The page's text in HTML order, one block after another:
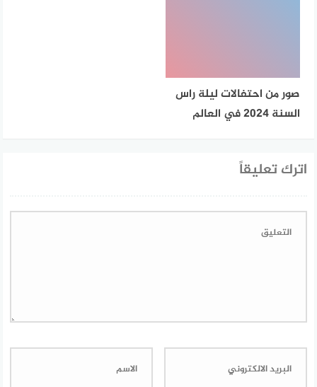
صور من احتفالات ليلة راس
السنة 2024 في العالم
اترك تعليقاً